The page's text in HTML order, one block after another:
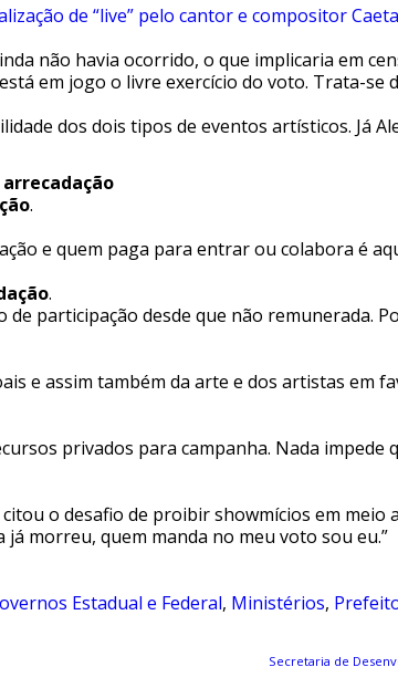
de “live” pelo cantor e compositor
não havia ocorrido, o que implicaria em
em jogo o livre exercício do voto. Trata-se
dos dois tipos de eventos artísticos. Já
.
e quem paga para entrar ou colabora é
.
participação desde que não remunerada.
e assim também da arte e dos artistas em
privados para campanha. Nada impede
o desafio de proibir showmícios em meio
já morreu, quem manda no meu voto sou eu.”
Estadual e Federal, Ministérios,
Secretaria de